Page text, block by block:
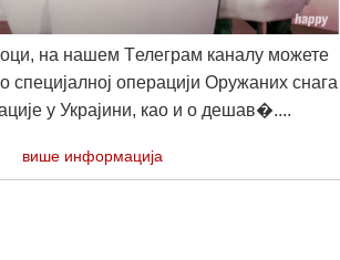
на нашем Tелеграм каналу можете
специјалној операцији Оружаних снага
у Украјини, као и о дешав�....
више информација